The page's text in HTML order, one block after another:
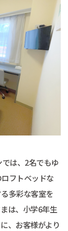
は、2名でもゆ
フトベッドな
多彩な客室を
は、小学6年生
、お客様がより